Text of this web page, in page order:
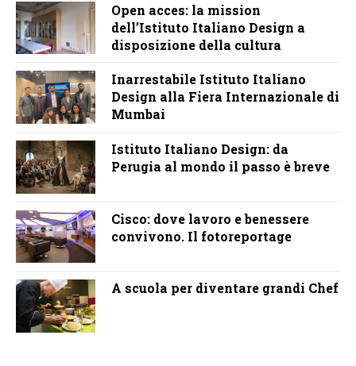
Open acces: la mission
dell’Istituto Italiano Design a
disposizione della cultura
Inarrestabile Istituto Italiano
Design alla Fiera Internazionale di
Mumbai
Istituto Italiano Design: da
Perugia al mondo il passo è breve
Cisco: dove lavoro e benessere
convivono. Il fotoreportage
A scuola per diventare grandi Chef